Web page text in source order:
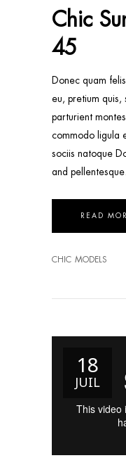
Chic
45
Donec quam
eu, pretium quis,
parturient
commodo ligula
sociis natoque
and pellentesque
READ
CHIC MODELS
18
JUIL